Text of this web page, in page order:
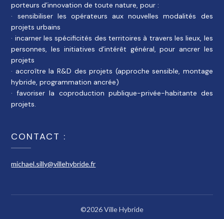
porteurs d’innovation de toute nature, pour :
· sensibiliser les opérateurs aux nouvelles modalités des
projets urbains
· incarner les spécificités des territoires à travers les lieux, les
personnes, les initiatives d’intérêt général, pour ancrer les
projets
· accroître la R&D des projets (approche sensible, montage
hybride, programmation ancrée)
· favoriser la coproduction publique-privée-habitante des
projets.
CONTACT :
michael.silly@villehybride.fr
©2026 Ville Hybride